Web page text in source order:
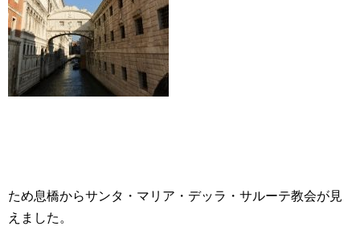
ため息橋からサンタ・マリア・デッラ・サルーテ教会が見
えました。